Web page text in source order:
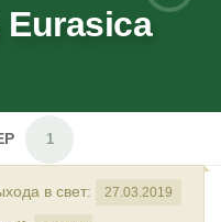
1
в свет: 27.03.2019